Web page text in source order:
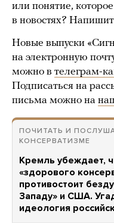
или понятие,
в новостях?
Новые выпуски
на электронную
можно в телеграм-
Подписаться на
письма можно на
ПОЧИТАТЬ И
КОНСЕРВАТИЗМЕ
Кремль убеждает,
«здорового
противостоит
Западу» и США.
идеология